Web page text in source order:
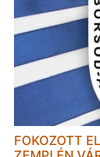
FOKOZOTT